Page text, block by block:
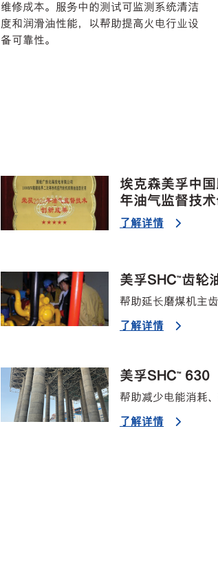
维修成本。服务中的测试可监测系统清洁
度和润滑油性能，以帮助提高火电行业设
备可靠性。
埃克森美孚中
年油气监督技
了解详情
美孚SHC™齿轮
帮助延长磨煤机主
了解详情
美孚SHC™ 630
帮助减少电能消耗
了解详情